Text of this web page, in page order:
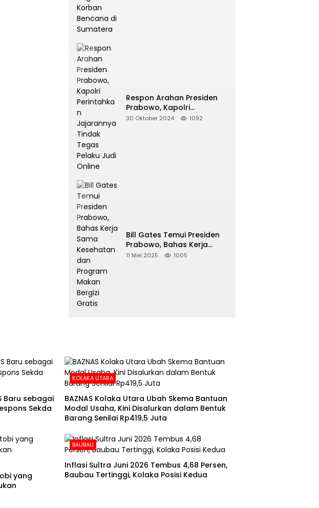
Respon Arahan Presiden
Prabowo, Kapolri
Perintahkan Jajarannya
30 Oktober 2024 1092
Bill Gates Temui Presiden
Prabowo, Bahas Kerja
Sama Kesehatan dan
11 Mei 2025 1005
Baru sebagai
Sekda
KOLAKA UTARA
BAZNAS Kolaka Utara Ubah Skema Bantuan
Modal Usaha, Kini Disalurkan dalam Bentuk
Barang Senilai Rp419,5 Juta
yang
BAUBAU
Inflasi Sultra Juni 2026 Tembus 4,68 Persen,
Baubau Tertinggi, Kolaka Posisi Kedua